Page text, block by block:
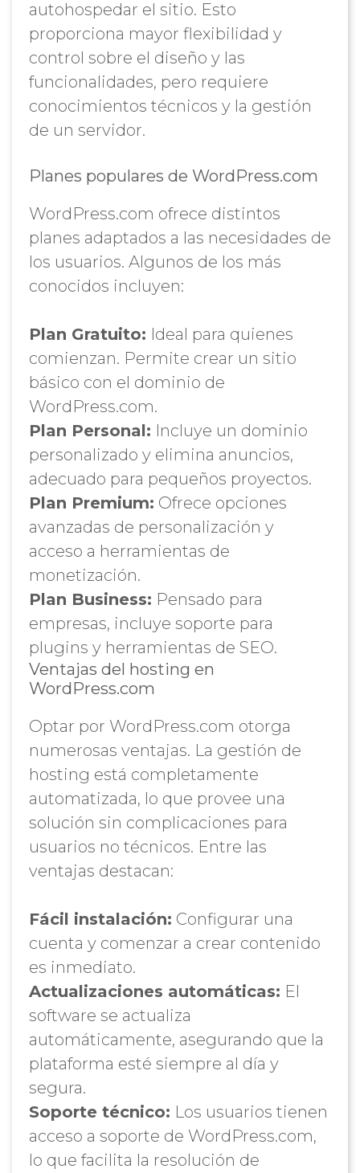
autohospedar el sitio. Esto
proporciona mayor flexibilidad y
control sobre el diseño y las
funcionalidades, pero requiere
conocimientos técnicos y la gestión
de un servidor.
Planes populares de WordPress.com
WordPress.com ofrece distintos
planes adaptados a las necesidades de
los usuarios. Algunos de los más
conocidos incluyen:
Plan Gratuito: Ideal para quienes
comienzan. Permite crear un sitio
básico con el dominio de
WordPress.com.
Plan Personal: Incluye un dominio
personalizado y elimina anuncios,
adecuado para pequeños proyectos.
Plan Premium: Ofrece opciones
avanzadas de personalización y
acceso a herramientas de
monetización.
Plan Business: Pensado para
empresas, incluye soporte para
plugins y herramientas de SEO.
Ventajas del hosting en
WordPress.com
Optar por WordPress.com otorga
numerosas ventajas. La gestión de
hosting está completamente
automatizada, lo que provee una
solución sin complicaciones para
usuarios no técnicos. Entre las
ventajas destacan:
Fácil instalación: Configurar una
cuenta y comenzar a crear contenido
es inmediato.
Actualizaciones automáticas: El
software se actualiza
automáticamente, asegurando que la
plataforma esté siempre al día y
segura.
Soporte técnico: Los usuarios tienen
acceso a soporte de WordPress.com,
lo que facilita la resolución de